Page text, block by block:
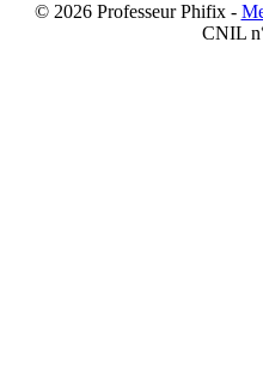
© 2026 Professeur Phifix -
CNIL